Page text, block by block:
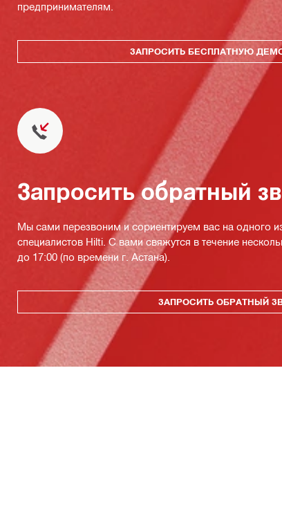
предпринимателям.
ЗАПРОСИТЬ БЕСПЛАТНУЮ
Запросить обратный
Мы сами перезвоним и сориентируем вас на одного
специалистов Hilti. С вами свяжутся в течение
до 17:00 (по времени г. Астана).
ЗАПРОСИТЬ ОБРАТНЫЙ